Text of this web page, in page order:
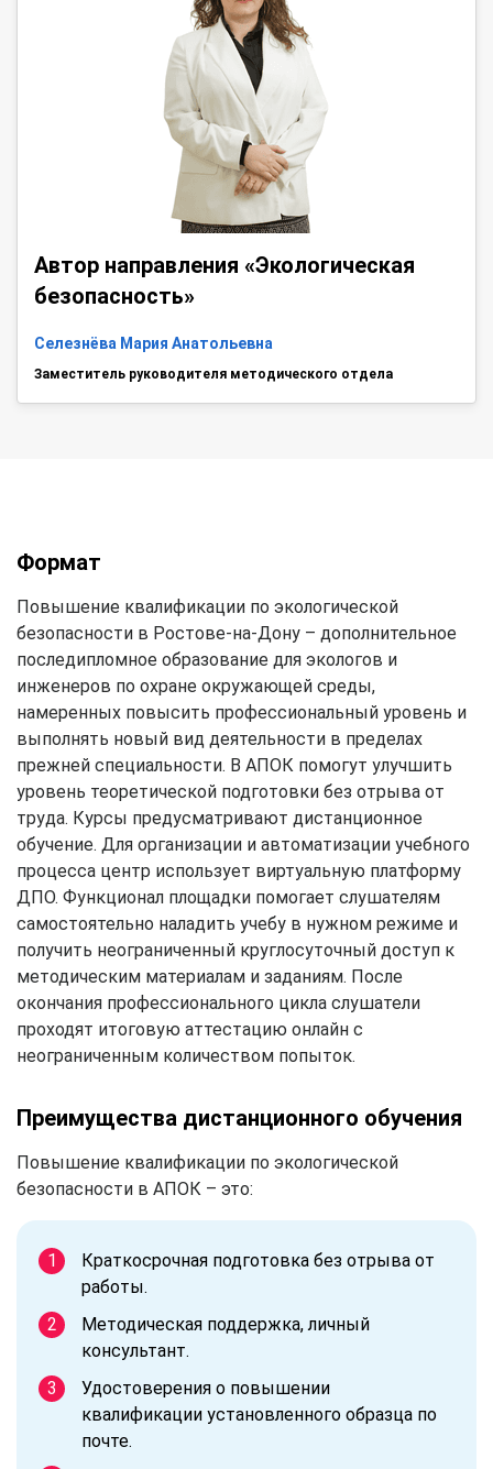
Автор направления «Экологическая
безопасность»
Селезнёва Мария Анатольевна
Заместитель руководителя методического отдела
Формат
Повышение квалификации по экологической
безопасности в Ростове-на-Дону – дополнительное
последипломное образование для экологов и
инженеров по охране окружающей среды,
намеренных повысить профессиональный уровень и
выполнять новый вид деятельности в пределах
прежней специальности. В АПОК помогут улучшить
уровень теоретической подготовки без отрыва от
труда. Курсы предусматривают дистанционное
обучение. Для организации и автоматизации учебного
процесса центр использует виртуальную платформу
ДПО. Функционал площадки помогает слушателям
самостоятельно наладить учебу в нужном режиме и
получить неограниченный круглосуточный доступ к
методическим материалам и заданиям. После
окончания профессионального цикла слушатели
проходят итоговую аттестацию онлайн с
неограниченным количеством попыток.
Преимущества дистанционного обучения
Повышение квалификации по экологической
безопасности в АПОК – это:
Краткосрочная подготовка без отрыва от
работы.
Методическая поддержка, личный
консультант.
Удостоверения о повышении
квалификации установленного образца по
почте.